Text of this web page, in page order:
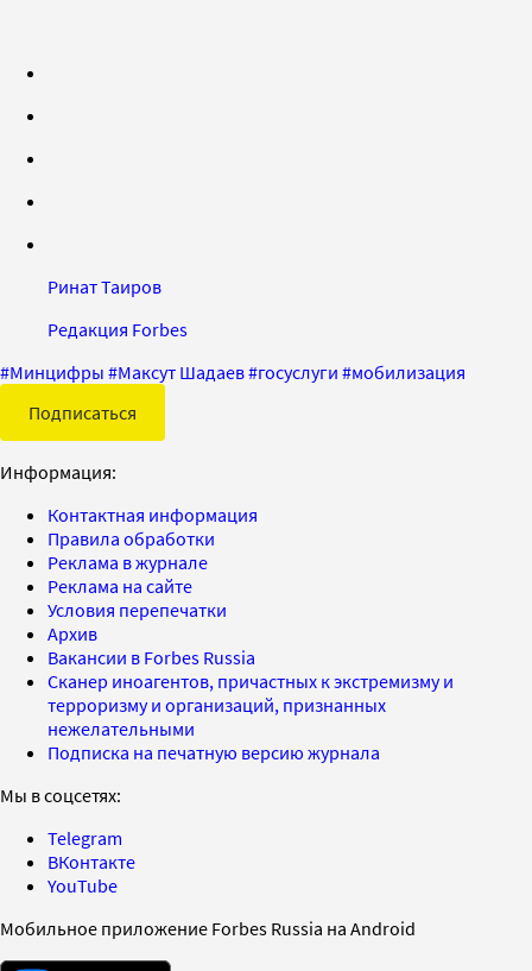
Ринат Таиров
Редакция Forbes
#Минцифры #Максут Шадаев#госуслуги #мобилизация
Подписаться
Информация:
Контактная информация
Правила обработки
Реклама в журнале
Реклама на сайте
Условия перепечатки
Архив
Вакансии в Forbes Russia
Сканер иноагентов, причастных к экстремизму и
терроризму и организаций, признанных
нежелательными
Подписка на печатную версию журнала
Мы в соцсетях:
Telegram
ВКонтакте
YouTube
Мобильное приложение Forbes Russia на Android